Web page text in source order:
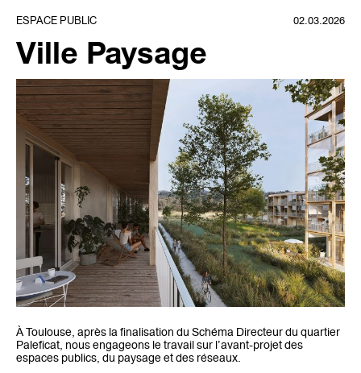
ESPACE PUBLIC 02.03.2026
Ville Paysage
À Toulouse, après la finalisation du Schéma Directeur du quartier
Paleficat, nous engageons le travail sur l’avant-projet des
espaces publics, du paysage et des réseaux.